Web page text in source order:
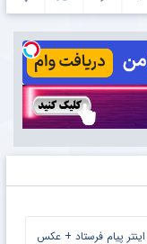
پیام فرستاد + عکس